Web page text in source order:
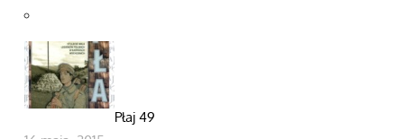
Płaj 49